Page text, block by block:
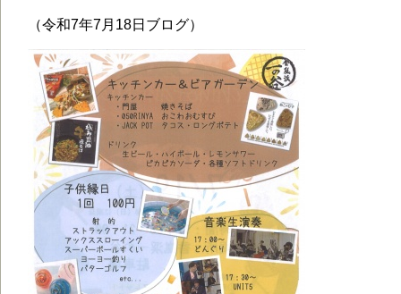
（令和7年7月18日ブログ）